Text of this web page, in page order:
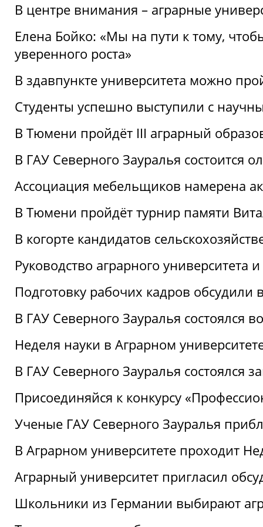
В центре внимания – аграрные
Елена Бойко: «Мы на пути к тому,
уверенного роста»
В здавпункте университета можно
Студенты успешно выступили с
В Тюмени пройдёт III аграрный
В ГАУ Северного Зауралья состоится
Ассоциация мебельщиков намерена
В Тюмени пройдёт турнир памяти
В когорте кандидатов
Руководство аграрного
Подготовку рабочих кадров
В ГАУ Северного Зауралья состоялся
Неделя науки в Аграрном
В ГАУ Северного Зауралья
Присоединяйся к конкурсу
Ученые ГАУ Северного Зауралья
В Аграрном университете проходит
Аграрный университет пригласил
Школьники из Германии выбирают